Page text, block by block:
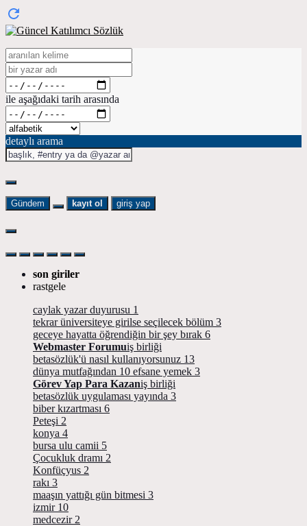
ile aşağıdaki tarih arasında
detaylı arama
Gündem kayıt ol giriş yap
son giriler
rastgele
caylak yazar duyurusu 1
tekrar üniversiteye girilse seçilecek bölüm 3
geceye hayatta öğrendiğin bir şey bırak 6
Webmaster Forumuiş birliği
betasözlük'ü nasıl kullanıyorsunuz 13
dünya mutfağından 10 efsane yemek 3
Görev Yap Para Kazaniş birliği
betasözlük uygulaması yayında 3
biber kızartması 6
Peteşi 2
konya 4
bursa ulu camii 5
Çocukluk dramı 2
Konfüçyus 2
rakı 3
maaşın yattığı gün bitmesi 3
izmir 10
medcezir 2